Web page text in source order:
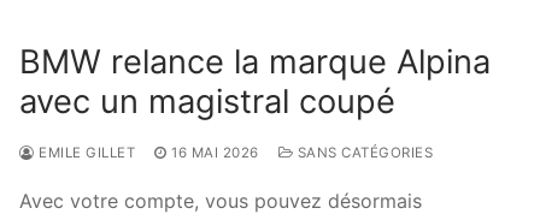
BMW relance la marque Alpina
avec un magistral coupé
EMILE GILLET 16 MAI 2026 SANS CATÉGORIES
Avec votre compte, vous pouvez désormais